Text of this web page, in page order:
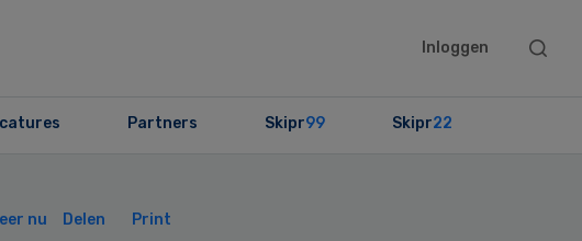
Inloggen
Search
Partners Skipr99 Skipr22
nu Delen Print